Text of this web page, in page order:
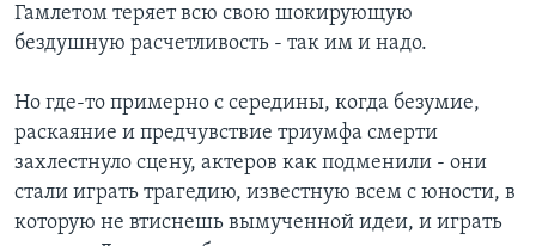
Гамлетом теряет всю свою шокирующую
бездушную расчетливость - так им и надо.
Но где-то примерно с середины, когда безумие,
раскаяние и предчувствие триумфа смерти
захлестнуло сцену, актеров как подменили - они
стали играть трагедию, известную всем с юности, в
которую не втиснешь вымученной идеи, и играть